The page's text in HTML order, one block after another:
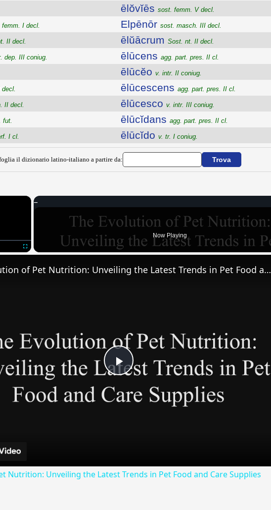
femm. I decl.
II decl.
dep. III coniug.
II decl.
fut.
I cl.
ēlŏvĭēs sost. femm. V decl.
Elpēnōr sost. masch. III decl.
ēlŭācrum Sost. nt. II decl.
ēlūcens agg. part. pres. II cl.
ēlūcĕo v. intr. II coniug.
ēlūcescens agg. part. pres. II cl.
ēlūcesco v. intr. III coniug.
ēlūcĭdans agg. part. pres. II cl.
ēlūcĭdo v. tr. I coniug.
il dizionario latino-italiano a partire da:
×
Now Playing
Play
Video
The Evolution of Pet Nutrition: Unveiling the Latest Trends in Pet Food and Care Supplies
Nutrition: Unveiling the Latest Trends in Pet Food and Care Supplies